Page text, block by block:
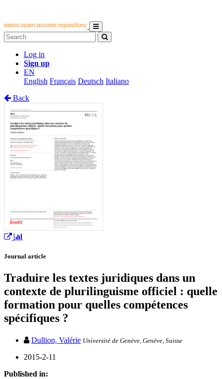
Log in
Sign up
EN
English Français Deutsch Italiano
Back
Journal article
Traduire les textes juridiques dans un
contexte de plurilinguisme officiel : quelle
formation pour quelles compétences
spécifiques ?
Dullion, Valérie Université de Genève, Genève, Suisse
2015-2-11
Published in: